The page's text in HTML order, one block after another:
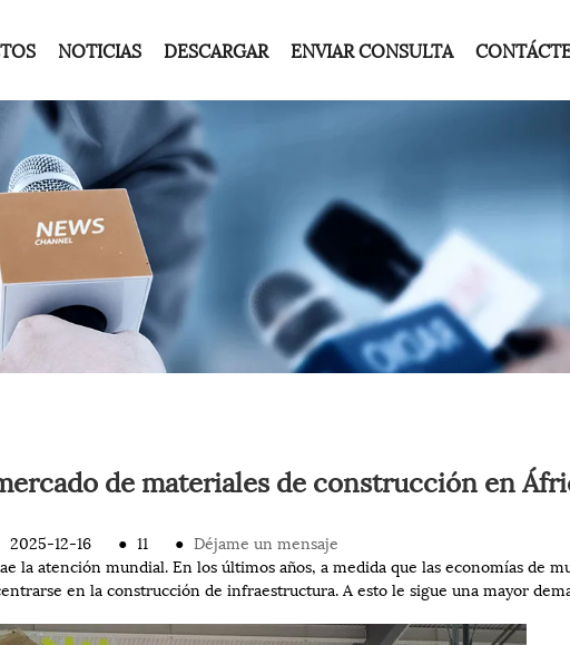
NOTICIAS DESCARGAR ENVIAR CONSULTA
de materiales de construcción en
2025-12-16 ● 11 ● Déjame un mensaje
la atención mundial. En los últimos años, a medida que las economías de
en la construcción de infraestructura. A esto le sigue una mayor